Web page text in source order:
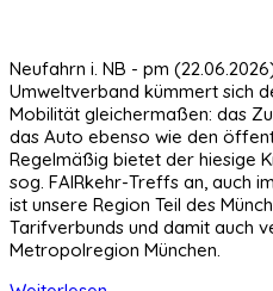
Neufahrn i. NB - pm
Umweltverband kümmert sich
Mobilität gleichermaßen: das
das Auto ebenso wie den
Regelmäßig bietet der hiesige
sog. FAIRkehr-Treffs an, auch
ist unsere Region Teil des
Tarifverbunds und damit auch
Metropolregion München.